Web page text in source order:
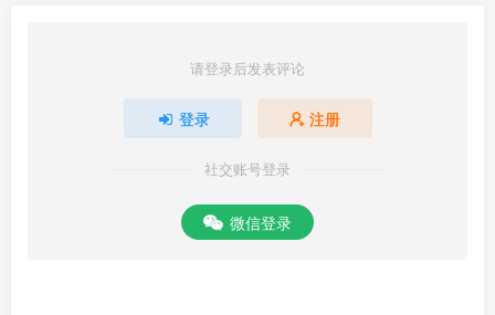
请登录后发表评论
登录 注册
社交账号登录
微信登录